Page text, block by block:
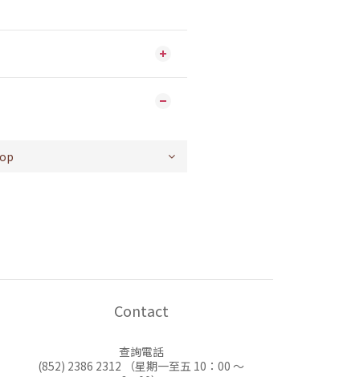
Contact
查詢電話
(852) 2386 2312 （星期一至五 10：00 ～